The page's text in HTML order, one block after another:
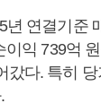
년 연결기준
이익 739억
갔다. 특히